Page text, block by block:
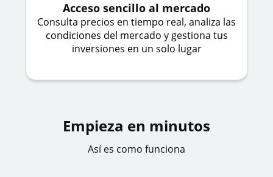
Acceso sencillo al mercado
Consulta precios en tiempo real, analiza las
condiciones del mercado y gestiona tus
inversiones en un solo lugar
Empieza en minutos
Así es como funciona